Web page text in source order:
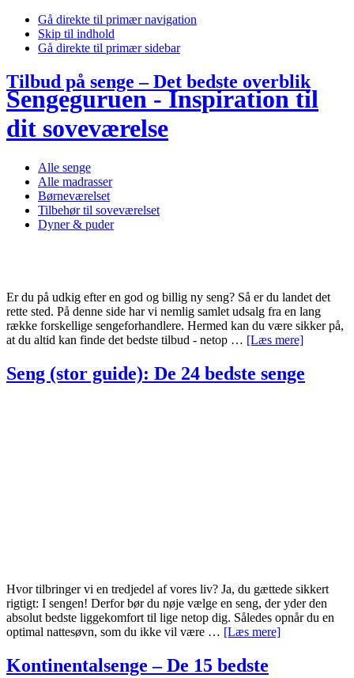
Gå direkte til primær navigation
Skip til indhold
Gå direkte til primær sidebar
Sengeguruen - Inspiration til
dit soveværelse
Alle senge
Alle madrasser
Børneværelset
Tilbehør til soveværelset
Dyner & puder
Tilbud på senge – Det bedste overblik
Er du på udkig efter en god og billig ny seng? Så er du landet det
rette sted. På denne side har vi nemlig samlet udsalg fra en lang
række forskellige sengeforhandlere. Hermed kan du være sikker på,
at du altid kan finde det bedste tilbud - netop … [Læs mere]om
senge
Seng (stor guide): De 24 bedste senge
Hvor tilbringer vi en tredjedel af vores liv? Ja, du gættede sikkert
rigtigt: I sengen! Derfor bør du nøje vælge en seng, der yder den
absolut bedste liggekomfort til lige netop dig. Således opnår du en
optimal nattesøvn, som du ikke vil være … [Læs mere]om
Kontinentalsenge – De 15 bedste